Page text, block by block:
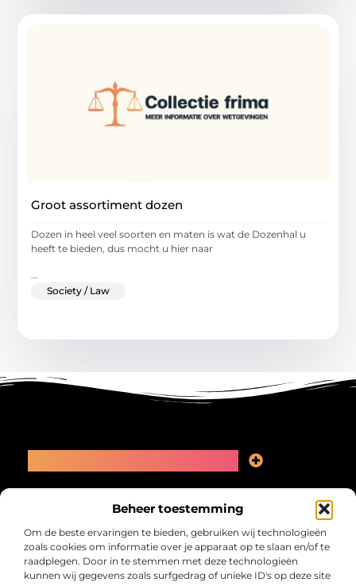
Beheer toestemming
Om de beste ervaringen te bieden, gebruiken wij technologieën
zoals cookies om informatie over je apparaat op te slaan en/of te
raadplegen. Door in te stemmen met deze technologieën
kunnen wij gegevens zoals surfgedrag of unieke ID's op deze site
Groot assortiment dozen
Dozen in heel veel soorten en maten is wat de Dozenhal u
heeft te bieden, dus mocht u hier naar
Society / Law